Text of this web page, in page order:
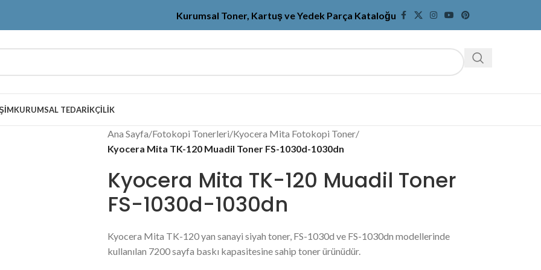
Kurumsal Toner, Kartuş ve Yedek Parça Kataloğu
KURUMSAL TEDARIKÇILIK
Ana Sayfa/Fotokopi Tonerleri/Kyocera Mita Fotokopi Toner/
Kyocera Mita TK-120 Muadil Toner FS-1030d-1030dn
Kyocera Mita TK-120 Muadil Toner
FS-1030d-1030dn
Kyocera Mita TK-120 yan sanayi siyah toner, FS-1030d ve FS-1030dn modellerinde
kullanılan 7200 sayfa baskı kapasitesine sahip toner ürünüdür.